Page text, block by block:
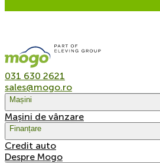
031 630 2621
sales@mogo.ro
Mașini
Mașini de vânzare
Finanțare
Credit auto
Despre Mogo